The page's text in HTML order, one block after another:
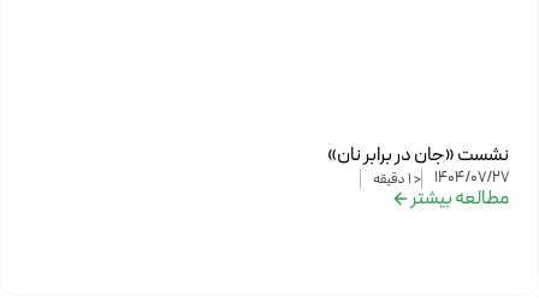
نشست «جان در برابر نان»
1404/07/27
< 1 دقیقه
مطالعه بیشتر